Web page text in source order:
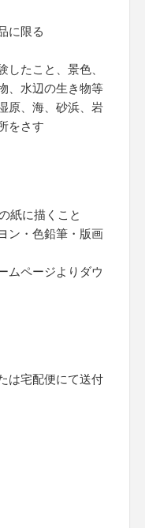
に限る
したこと、景色、
、水辺の生き物等
原、海、砂浜、岩
をさす
紙に描くこと
ン・色鉛筆・版画
ムページよりダウ
は宅配便にて送付